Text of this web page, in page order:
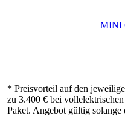
* Preisvorteil auf den
zu 3.400 € bei
Paket. Angebot gültig solange